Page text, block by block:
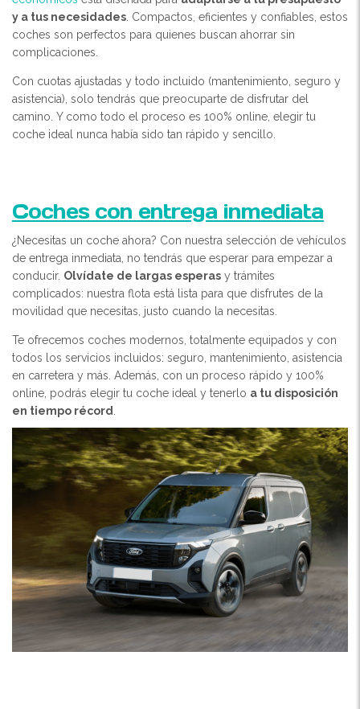
y a tus necesidades. Compactos, eficientes y confiables, estos
coches son perfectos para quienes buscan ahorrar sin
complicaciones.
Con cuotas ajustadas y todo incluido (mantenimiento, seguro y
asistencia), solo tendrás que preocuparte de disfrutar del
camino. Y como todo el proceso es 100% online, elegir tu
coche ideal nunca había sido tan rápido y sencillo.
Coches con entrega inmediata
¿Necesitas un coche ahora? Con nuestra selección de vehículos
de entrega inmediata, no tendrás que esperar para empezar a
conducir. Olvídate de largas esperas y trámites
complicados: nuestra flota está lista para que disfrutes de la
movilidad que necesitas, justo cuando la necesitas.
Te ofrecemos coches modernos, totalmente equipados y con
todos los servicios incluidos: seguro, mantenimiento, asistencia
en carretera y más. Además, con un proceso rápido y 100%
online, podrás elegir tu coche ideal y tenerlo a tu disposición
en tiempo récord.